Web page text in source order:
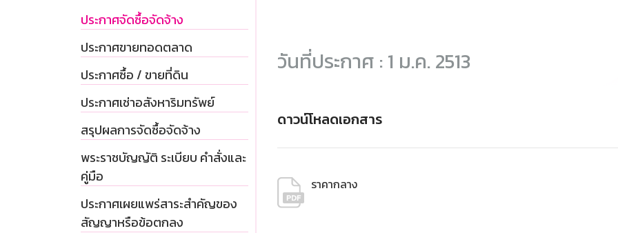
ประกาศจัดซื้อจัดจ้าง
ประกาศขายทอดตลาด
ประกาศซื้อ / ขายที่ดิน
ประกาศเช่าอสังหาริมทรัพย์
สรุปผลการจัดซื้อจัดจ้าง
พระราชบัญญัติ ระเบียบ คำสั่งและ
คู่มือ
ประกาศเผยแพร่สาระสำคัญของ
สัญญาหรือข้อตกลง
วันที่ประกาศ : 1 ม.ค. 2513
ดาวน์โหลดเอกสาร
ราคากลาง